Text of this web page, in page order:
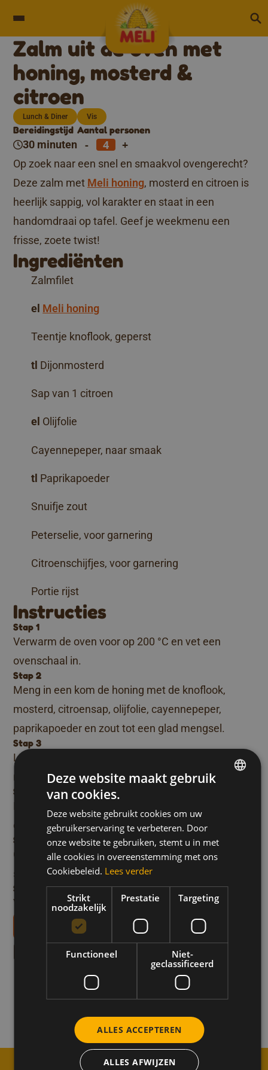
Zalm uit de oven met
honing, mosterd &
citroen
Lunch & Diner Vis
Bereidingstijd
30 minuten
Aantal personen
- +
Op zoek naar een snel en smaakvol ovengerecht?
Deze zalm met Meli honing, mosterd en citroen is
heerlijk sappig, vol karakter en staat in een
handomdraai op tafel. Geef je weekmenu een
frisse, zoete twist!
Ingrediënten
Zalmfilet
el Meli honing
Teentje knoflook, geperst
tl Dijonmosterd
Sap van 1 citroen
el Olijfolie
Cayennepeper, naar smaak
tl Paprikapoeder
Snuifje zout
Peterselie, voor garnering
Citroenschijfjes, voor garnering
Portie rijst
Instructies
Stap 1
Verwarm de oven voor op 200 °C en vet een
ovenschaal in.
Stap 2
Meng in een kom de honing met de knoflook,
mosterd, citroensap, olijfolie, cayennepeper,
paprikapoeder en zout tot een glad mengsel.
Stap 3
Leg de zalm in de ovenschaal en verdeel de
marinade gelijkmatig over de vis.
Stap 4
Bak de zalm in ongeveer 15 minuten gaar in de
oven.
Stap 5
Garneer voor het serveren met verse peterselie en
schijfjes citroen.
Stap 6
Voeg eventueel een portie rijst toe.
Téléchargez nos livrets de recettes
Meer recepten zoals dit
Kip met honing-mosterd
marinade
Ontdek het recept
Lunch & Diner Feest
Deze website maakt gebruik
van cookies.
Deze website gebruikt cookies om uw
gebruikerservaring te verbeteren. Door
onze website te gebruiken, stemt u in met
alle cookies in overeenstemming met ons
Cookiebeleid. Lees verder
Strikt
noodzakelijk
Prestatie Targeting
Functioneel
Niet-
geclassificeerd
ALLES ACCEPTEREN
ALLES AFWIJZEN